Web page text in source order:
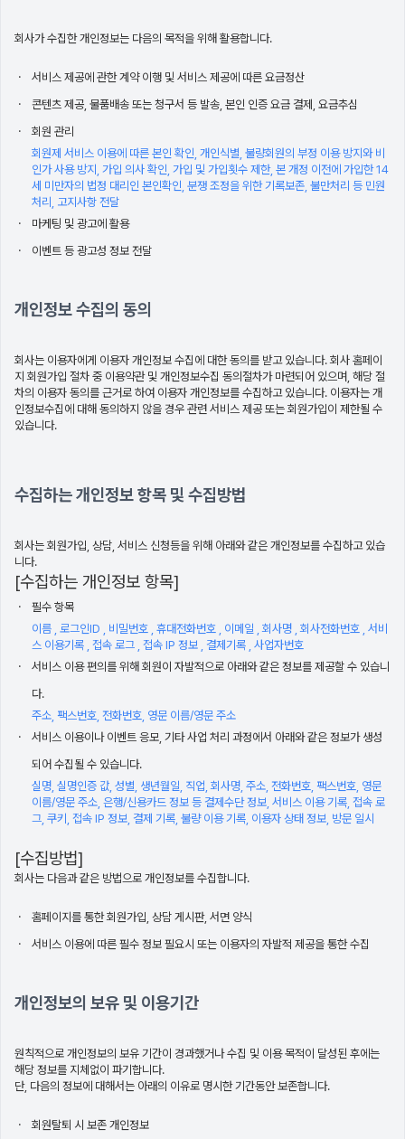
회사가 수집한 개인정보는 다음의 목적을 위해 활용합니다.
서비스 제공에 관한 계약 이행 및 서비스 제공에 따른 요금정산
콘텐츠 제공, 물품배송 또는 청구서 등 발송, 본인 인증 요금 결제, 요금추심
회원 관리
회원제 서비스 이용에 따른 본인 확인, 개인식별, 불량회원의 부정 이용 방지와 비
인가 사용 방지, 가입 의사 확인, 가입 및 가입횟수 제한, 본 개정 이전에 가입한 14
세 미만자의 법정 대리인 본인확인, 분쟁 조정을 위한 기록보존, 불만처리 등 민원
처리, 고지사항 전달
마케팅 및 광고에 활용
이벤트 등 광고성 정보 전달
개인정보 수집의 동의
회사는 이용자에게 이용자 개인정보 수집에 대한 동의를 받고 있습니다. 회사 홈페이
지 회원가입 절차 중 이용약관 및 개인정보수집 동의절차가 마련되어 있으며, 해당 절
차의 이용자 동의를 근거로 하여 이용자 개인정보를 수집하고 있습니다. 이용자는 개
인정보수집에 대해 동의하지 않을 경우 관련 서비스 제공 또는 회원가입이 제한될 수
있습니다.
수집하는 개인정보 항목 및 수집방법
회사는 회원가입, 상담, 서비스 신청등을 위해 아래와 같은 개인정보를 수집하고 있습
니다.
[수집하는 개인정보 항목]
필수 항목
이름 , 로그인ID , 비밀번호 , 휴대전화번호 , 이메일 , 회사명 , 회사전화번호 , 서비
스 이용기록 , 접속 로그 , 접속 IP 정보 , 결제기록 , 사업자번호
서비스 이용 편의를 위해 회원이 자발적으로 아래와 같은 정보를 제공할 수 있습니
다.
주소, 팩스번호, 전화번호, 영문 이름/영문 주소
서비스 이용이나 이벤트 응모, 기타 사업 처리 과정에서 아래와 같은 정보가 생성
되어 수집될 수 있습니다.
실명, 실명인증 값, 성별, 생년월일, 직업, 회사명, 주소, 전화번호, 팩스번호, 영문
이름/영문 주소, 은행/신용카드 정보 등 결제수단 정보, 서비스 이용 기록, 접속 로
그, 쿠키, 접속 IP 정보, 결제 기록, 불량 이용 기록, 이용자 상태 정보, 방문 일시
[수집방법]
회사는 다음과 같은 방법으로 개인정보를 수집합니다.
홈페이지를 통한 회원가입, 상담 게시판, 서면 양식
서비스 이용에 따른 필수 정보 필요시 또는 이용자의 자발적 제공을 통한 수집
개인정보의 보유 및 이용기간
원칙적으로 개인정보의 보유 기간이 경과했거나 수집 및 이용 목적이 달성된 후에는
해당 정보를 지체없이 파기합니다.
단, 다음의 정보에 대해서는 아래의 이유로 명시한 기간동안 보존합니다.
회원탈퇴 시 보존 개인정보